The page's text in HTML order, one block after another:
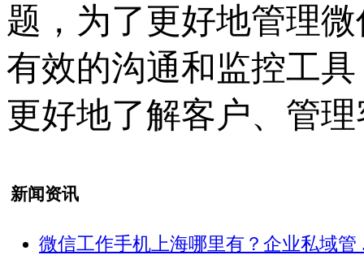
题，为了更好地管理
有效的沟通和监控工
更好地了解客户、管
新闻资讯
微信工作手机上海哪里有？企业私域管